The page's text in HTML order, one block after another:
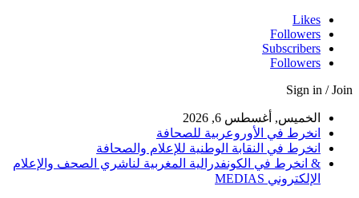
Likes
Followers
Subscribers
Followers
Sign in / Join
الخميس, أغسطس 6, 2026
انخرط في الأوروعربية للصحافة
انخرط في النقابة الوطنية للإعلام والصحافة
& انخرط في الكونفدرالية المغربية لناشري الصحف والإعلام
الإلكتروني MEDIAS